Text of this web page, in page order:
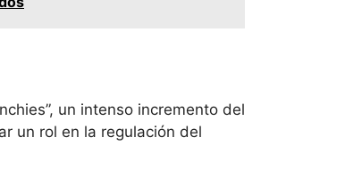
un intenso incremento del
un rol en la regulación del